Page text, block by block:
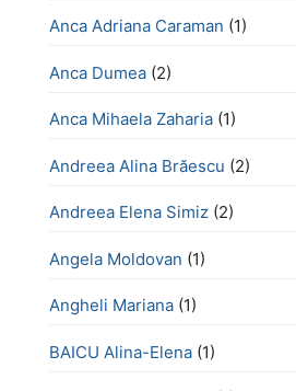
Anca Adriana Caraman (1)
Anca Dumea (2)
Anca Mihaela Zaharia (1)
Andreea Alina Brăescu (2)
Andreea Elena Simiz (2)
Angela Moldovan (1)
Angheli Mariana (1)
BAICU Alina-Elena (1)